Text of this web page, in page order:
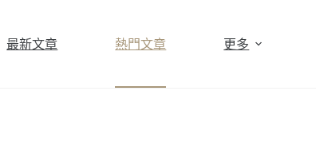
最新文章 熱門文章 更多